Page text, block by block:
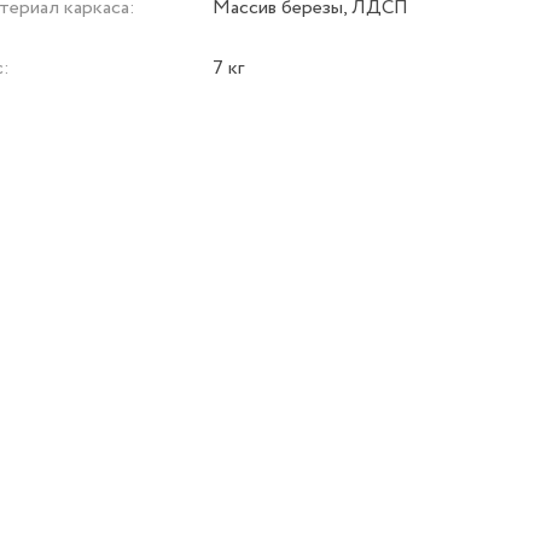
каркаса: Массив березы, ЛДСП
7 кг